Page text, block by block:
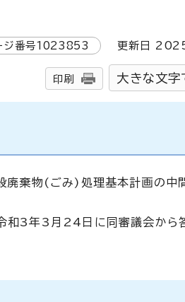
ジ番号1023853 更新日
印刷 大きな文字
廃棄物(ごみ)処理基本計画の中
令和3年3月24日に同審議会から